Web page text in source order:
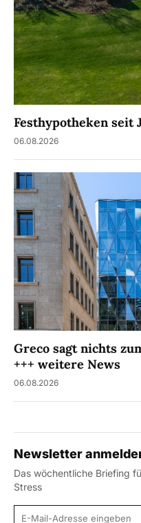
Festhypotheken
06.08.2026
Greco sagt nichts
+++ weitere News
06.08.2026
Newsletter
Das wöchentliche Briefing
Stress
E-Mail-Adresse